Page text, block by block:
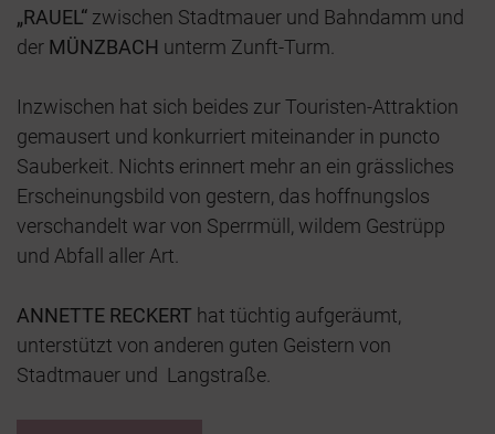
„RAUEL“ zwischen Stadtmauer und Bahndamm und
der MÜNZBACH unterm Zunft-Turm.
Inzwischen hat sich beides zur Touristen-Attraktion
gemausert und konkurriert miteinander in puncto
Sauberkeit. Nichts erinnert mehr an ein grässliches
Erscheinungsbild von gestern, das hoffnungslos
verschandelt war von Sperrmüll, wildem Gestrüpp
und Abfall aller Art.
ANNETTE RECKERT hat tüchtig aufgeräumt,
unterstützt von anderen guten Geistern von
Stadtmauer und Langstraße.